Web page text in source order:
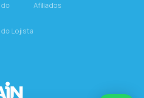
Lojista
Afiliados